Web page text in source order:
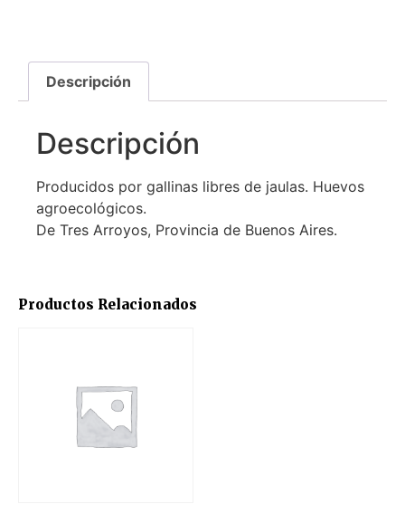
Descripción
Descripción
Producidos por gallinas libres de jaulas. Huevos
agroecológicos.
De Tres Arroyos, Provincia de Buenos Aires.
Productos Relacionados